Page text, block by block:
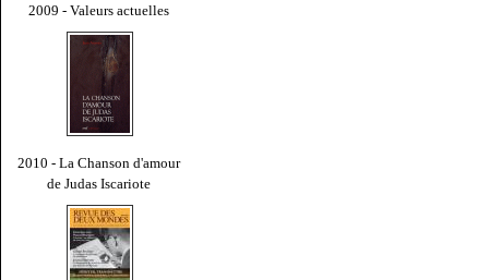
2009 - Valeurs actuelles
2010 - La Chanson d'amour
de Judas Iscariote